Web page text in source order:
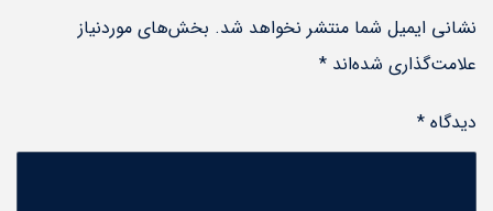
نشانی ایمیل شما منتشر نخواهد شد. بخش‌های موردنیاز
علامت‌گذاری شده‌اند *
دیدگاه *